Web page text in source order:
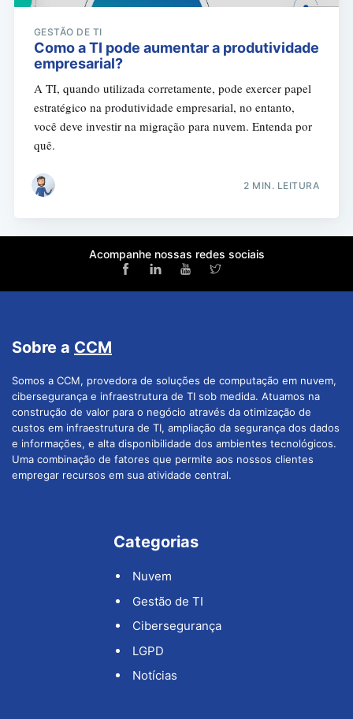
GESTÃO DE TI
Como a TI pode aumentar a produtividade
empresarial?
A TI, quando utilizada corretamente, pode exercer papel
estratégico na produtividade empresarial, no entanto,
você deve investir na migração para nuvem. Entenda por
quê.
2 MIN. LEITURA
Acompanhe nossas redes sociais
Sobre a CCM
Somos a CCM, provedora de soluções de computação em nuvem,
cibersegurança e infraestrutura de TI sob medida. Atuamos na
construção de valor para o negócio através da otimização de
custos em infraestrutura de TI, ampliação da segurança dos dados
e informações, e alta disponibilidade dos ambientes tecnológicos.
Uma combinação de fatores que permite aos nossos clientes
empregar recursos em sua atividade central.
Categorias
Nuvem
Gestão de TI
Cibersegurança
LGPD
Notícias